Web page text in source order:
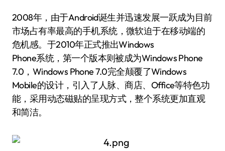
2008年，由于Android诞生并迅速发展一跃成为目前
市场占有率最高的手机系统，微软迫于在移动端的
危机感。于2010年正式推出Windows
Phone系统，第一个版本则被成为Windows Phone
7.0，Windows Phone 7.0完全颠覆了Windows
Mobile的设计，引入了人脉、商店、Office等特色功
能，采用动态磁贴的呈现方式，整个系统更加直观
和简洁。